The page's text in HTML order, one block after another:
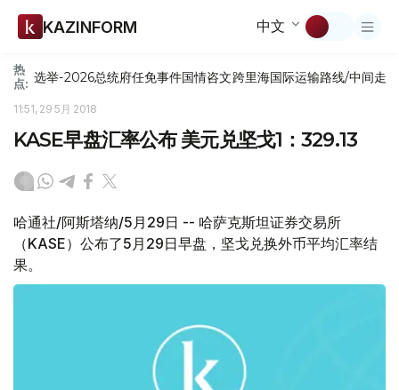
KAZINFORM 中文
热
点: 选举-2026总统府任免事件国情咨文跨里海国际运输路线/中间走廊
11:51, 29 5月 2018
KASE早盘汇率公布 美元兑坚戈1：329.13
哈通社/阿斯塔纳/5月29日 -- 哈萨克斯坦证券交易所
（KASE）公布了5月29日早盘，坚戈兑换外币平均汇率结
果。